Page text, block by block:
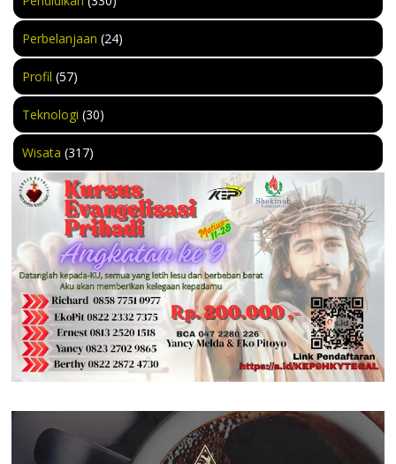
Perbelanjaan (24)
Profil (57)
Teknologi (30)
Wisata (317)